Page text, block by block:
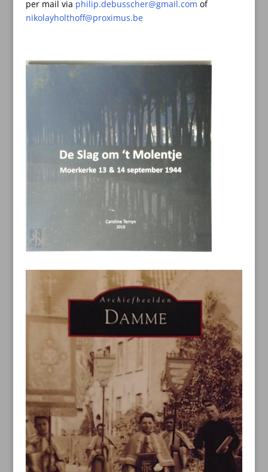
per mail via philip.debusscher@gmail.com of
nikolayholthoff@proximus.be